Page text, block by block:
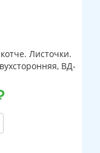
Листочки.
ВД-